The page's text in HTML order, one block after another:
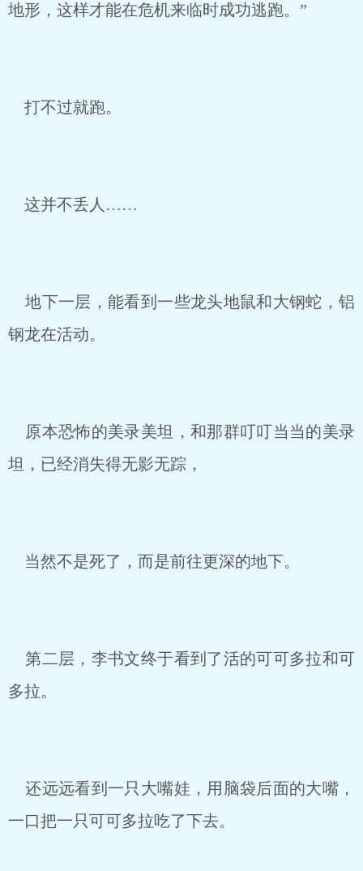
地形，这样才能在危机来临时成功逃跑。”
打不过就跑。
这并不丢人……
地下一层，能看到一些龙头地鼠和大钢蛇，铝
钢龙在活动。
原本恐怖的美录美坦，和那群叮叮当当的美录
坦，已经消失得无影无踪，
当然不是死了，而是前往更深的地下。
第二层，李书文终于看到了活的可可多拉和可
多拉。
还远远看到一只大嘴娃，用脑袋后面的大嘴，
一口把一只可可多拉吃了下去。